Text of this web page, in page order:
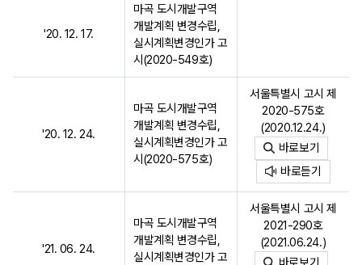
'20. 12. 17.
마곡 도시개발구역
개발계획 변경수립,
실시계획변경인가 고
시(2020-549호)
'20. 12. 24.
마곡 도시개발구역
개발계획 변경수립,
실시계획변경인가 고
시(2020-575호)
서울특별시 고시 제
2020-575호
(2020.12.24.)
바로보기
바로듣기
'21. 06. 24.
마곡 도시개발구역
개발계획 변경수립,
실시계획변경인가 고
서울특별시 고시 제
2021-290호
(2021.06.24.)